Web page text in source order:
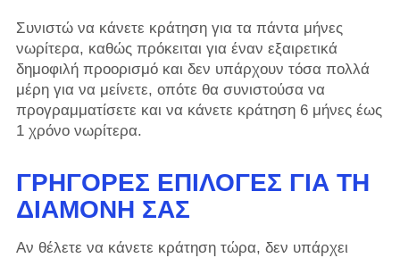
Συνιστώ να κάνετε κράτηση για τα πάντα μήνες
νωρίτερα, καθώς πρόκειται για έναν εξαιρετικά
δημοφιλή προορισμό και δεν υπάρχουν τόσα πολλά
μέρη για να μείνετε, οπότε θα συνιστούσα να
προγραμματίσετε και να κάνετε κράτηση 6 μήνες έως
1 χρόνο νωρίτερα.
ΓΡΉΓΟΡΕΣ ΕΠΙΛΟΓΈΣ ΓΙΑ ΤΗ
ΔΙΑΜΟΝΉ ΣΑΣ
Αν θέλετε να κάνετε κράτηση τώρα, δεν υπάρχει